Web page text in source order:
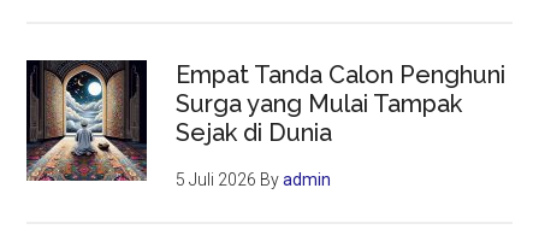
Empat Tanda Calon Penghuni
Surga yang Mulai Tampak
Sejak di Dunia
5 Juli 2026 Byadmin